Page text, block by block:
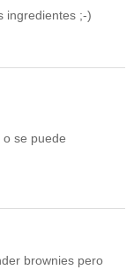
ingredientes ;-)
se puede
brownies pero